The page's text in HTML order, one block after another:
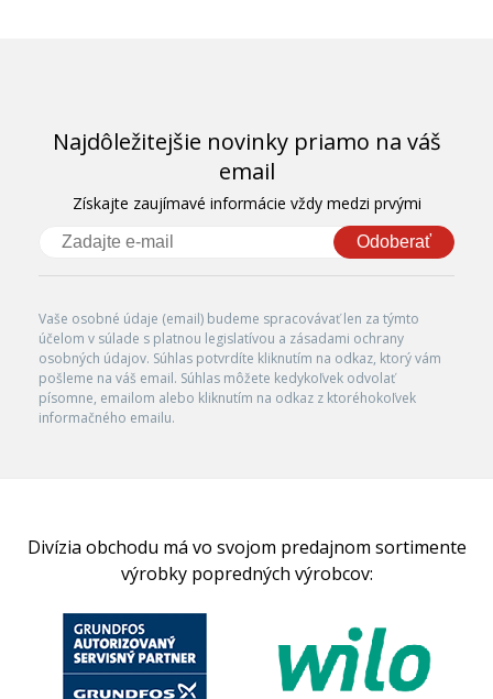
Najdôležitejšie novinky priamo na váš
email
Získajte zaujímavé informácie vždy medzi prvými
Odoberať
Vaše osobné údaje (email) budeme spracovávať len za týmto
účelom v súlade s platnou legislatívou a zásadami ochrany
osobných údajov. Súhlas potvrdíte kliknutím na odkaz, ktorý vám
pošleme na váš email. Súhlas môžete kedykoľvek odvolať
písomne, emailom alebo kliknutím na odkaz z ktoréhokoľvek
informačného emailu.
Divízia obchodu má vo svojom predajnom sortimente
výrobky popredných výrobcov: